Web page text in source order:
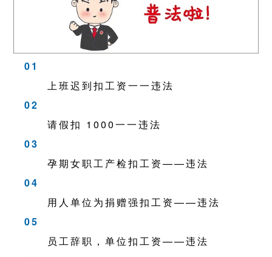
01
上班迟到扣工资一一违法
02
请假扣 1000一一违法
03
孕期女职工产检扣工资——违法
04
用人单位为捐赠强扣工资——违法
05
员工辞职，单位扣工资——违法